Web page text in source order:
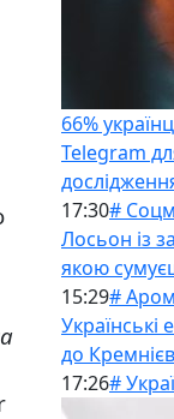
66%
Telegram
17:30#
Лосьон із
якою
15:29#
Українські
до
17:26#